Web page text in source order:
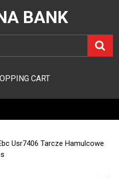
BANK
CART
Usr7406 Tarcze Hamulcowe